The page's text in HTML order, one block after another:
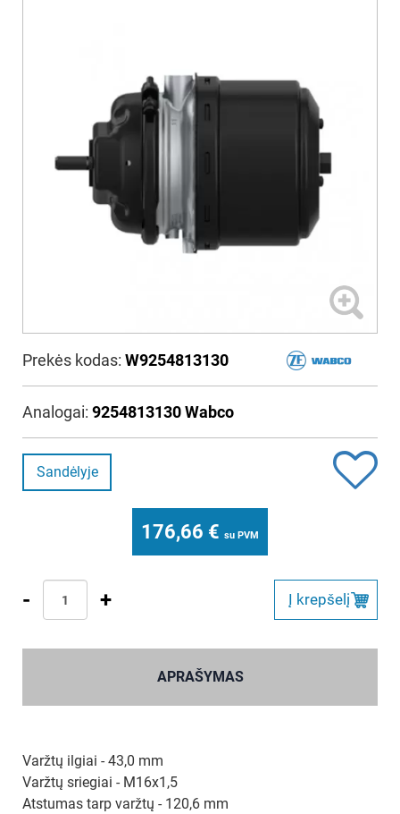
Prekės kodas: W9254813130
Analogai: 9254813130 Wabco
Sandėlyje
176,66 € su PVM
- + Į krepšelį
APRAŠYMAS
Varžtų ilgiai - 43,0 mm
Varžtų sriegiai - M16x1,5
Atstumas tarp varžtų - 120,6 mm